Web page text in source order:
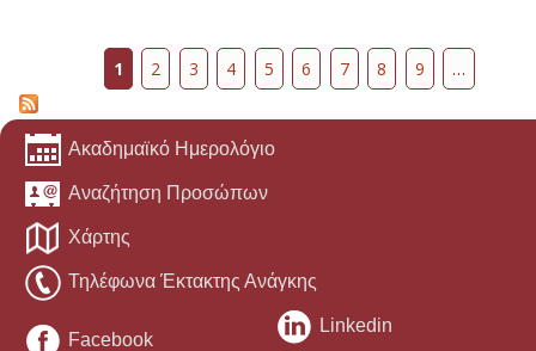
1 2 3 4 5 6 7 8 9 …
Ακαδημαϊκό Ημερολόγιο
Αναζήτηση Προσώπων
Χάρτης
Τηλέφωνα Έκτακτης Ανάγκης
Facebook
Linkedin